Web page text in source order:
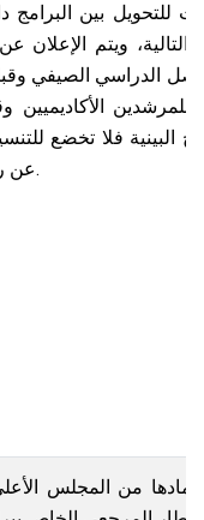
للتحويل بين
ويتم الإعلان
الدراسي الصيفي
الأكاديميين
البينية فلا تخضع
عن رغبة الطالب.
2023 تم اعتمادها من المجلس